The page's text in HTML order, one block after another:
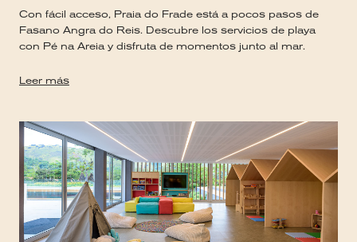
Con fácil acceso, Praia do Frade está a pocos pasos de
Fasano Angra do Reis. Descubre los servicios de playa
con Pé na Areia y disfruta de momentos junto al mar.
Leer más